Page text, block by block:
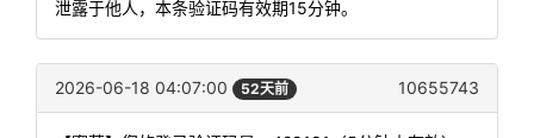
泄露于他人，本条验证码有效期15分钟。
2026-06-18 04:07:00 52天前 10655743